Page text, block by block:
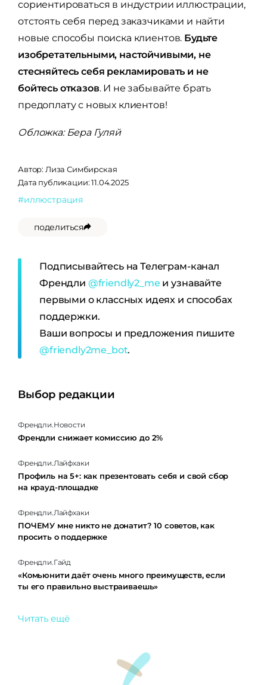
сориентироваться в индустрии иллюстрации,
отстоять себя перед заказчиками и найти
новые способы поиска клиентов. Будьте
изобретательными, настойчивыми, не
стесняйтесь себя рекламировать и не
бойтесь отказов. И не забывайте брать
предоплату с новых клиентов!
Обложка: Бера Гуляй
Автор: Лиза Симбирская
Дата публикации: 11.04.2025
#иллюстрация
поделиться
Подписывайтесь на Телеграм-канал
Френдли @friendly2_me и узнавайте
первыми о классных идеях и способах
поддержки.
Ваши вопросы и предложения пишите
@friendly2me_bot.
Выбор редакции
Френдли.Новости
Френдли снижает комиссию до 2%
Френдли.Лайфхаки
Профиль на 5+: как презентовать себя и свой сбор
на крауд-площадке
Френдли.Лайфхаки
ПОЧЕМУ мне никто не донатит? 10 советов, как
просить о поддержке
Френдли.Гайд
«Комьюнити даёт очень много преимуществ, если
ты его правильно выстраиваешь»
Читать ещё